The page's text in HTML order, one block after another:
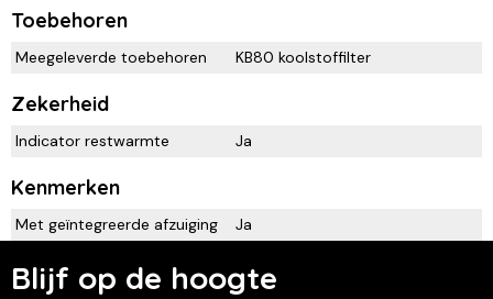
Toebehoren
Meegeleverde toebehoren KB80 koolstoffilter
Zekerheid
Indicator restwarmte Ja
Kenmerken
Met geïntegreerde afzuiging Ja
Blijf op de hoogte